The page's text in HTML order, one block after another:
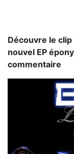
Découvre le
nouvel EP
commentaire